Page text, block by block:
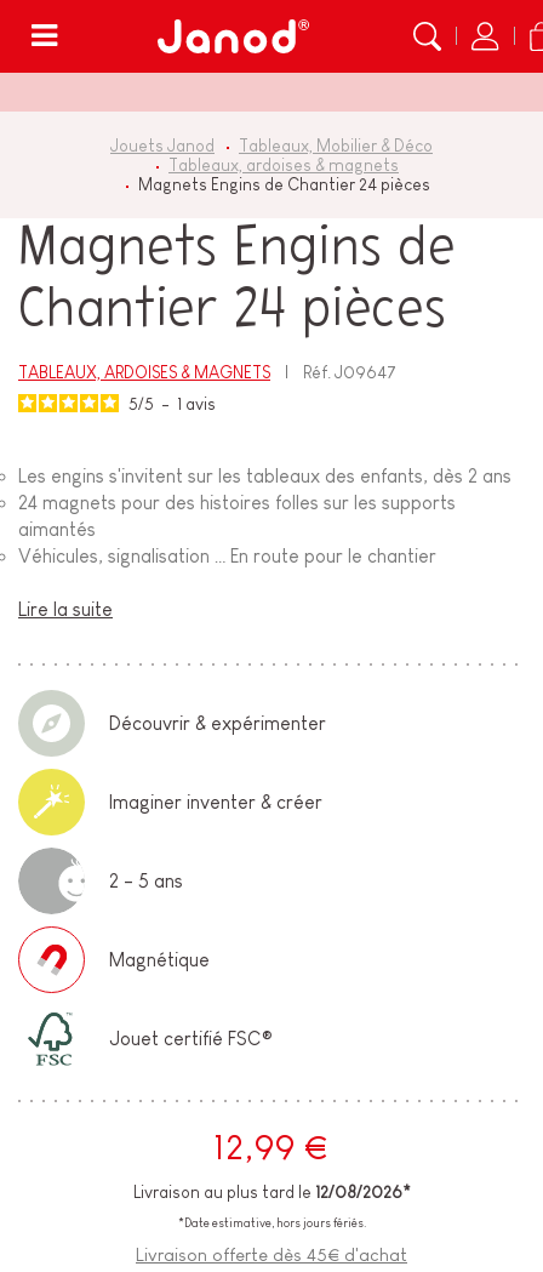
Jouets Janod
Tableaux, Mobilier & Déco
Tableaux, ardoises & magnets
Magnets Engins de Chantier 24 pièces
Magnets Engins de
Chantier 24 pièces
TABLEAUX, ARDOISES & MAGNETS Réf.J09647
5/5 - 1 avis
Les engins s'invitent sur les tableaux des enfants, dès 2 ans
24 magnets pour des histoires folles sur les supports
aimantés
Véhicules, signalisation … En route pour le chantier
Lire la suite
Découvrir & expérimenter
Imaginer inventer & créer
2 - 5 ans
Magnétique
Jouet certifié FSC®
12,99 €
Livraison au plus tard le 12/08/2026*
*Date estimative, hors jours fériés.
Livraison offerte dès 45€ d'achat